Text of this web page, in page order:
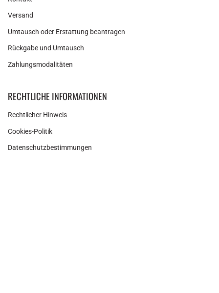
Versand
Umtausch oder Erstattung beantragen
Rückgabe und Umtausch
Zahlungsmodalitäten
RECHTLICHE INFORMATIONEN
Rechtlicher Hinweis
Cookies-Politik
Datenschutzbestimmungen